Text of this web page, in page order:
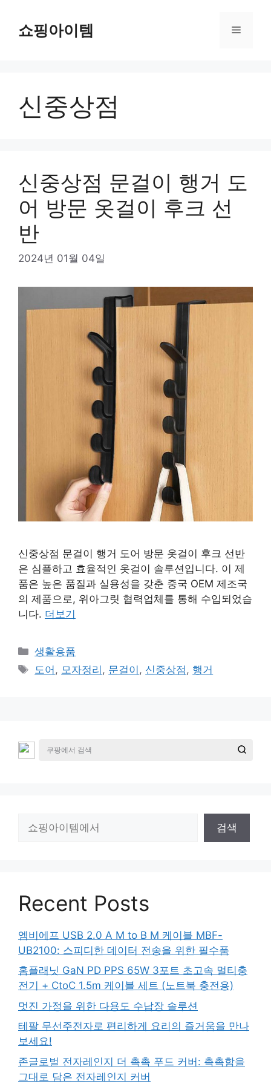
쇼핑아이템 메
신중상점
신중상점 문걸이 행거 도
어 방문 옷걸이 후크 선
반
2024년 01월 04일
신중상점 문걸이 행거 도어 방문 옷걸이 후크 선반
은 심플하고 효율적인 옷걸이 솔루션입니다. 이 제
품은 높은 품질과 실용성을 갖춘 중국 OEM 제조국
의 제품으로, 위아그릿 협력업체를 통해 수입되었습
니다. 더보기
카
테
생활용품
태
도어 , 모자정리 , 문걸이 , 신중상점 , 행거
검색
Recent Posts
엠비에프 USB 2.0 A M to B M 케이블 MBF-
UB2100: 스피디한 데이터 전송을 위한 필수품
홈플래닛 GaN PD PPS 65W 3포트 초고속 멀티충
전기 + CtoC 1.5m 케이블 세트 (노트북 충전용)
멋진 가정을 위한 다용도 수납장 솔루션
테팔 무선주전자로 편리하게 요리의 즐거움을 만나
보세요!
존글로벌 전자레인지 더 촉촉 푸드 커버: 촉촉함을
그대로 담은 전자레인지 커버